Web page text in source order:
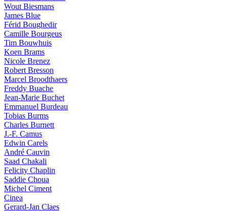
Wout Biesmans
James Blue
Férid Boughedir
Camille Bourgeus
Tim Bouwhuis
Koen Brams
Nicole Brenez
Robert Bresson
Marcel Broodthaers
Freddy Buache
Jean-Marie Buchet
Emmanuel Burdeau
Tobias Burms
Charles Burnett
J.-F. Camus
Edwin Carels
André Cauvin
Saad Chakali
Felicity Chaplin
Saddie Choua
Michel Ciment
Cinea
Gerard-Jan Claes